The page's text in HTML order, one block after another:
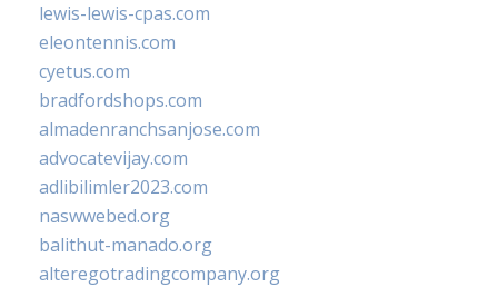
lewis-lewis-cpas.com
eleontennis.com
cyetus.com
bradfordshops.com
almadenranchsanjose.com
advocatevijay.com
adlibilimler2023.com
naswwebed.org
balithut-manado.org
alteregotradingcompany.org